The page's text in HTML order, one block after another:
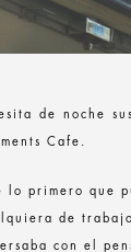
de noche
Cafe.
lo primero que
de
con el